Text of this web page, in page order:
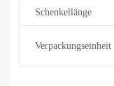
Schenkellänge
Verpackungseinheit